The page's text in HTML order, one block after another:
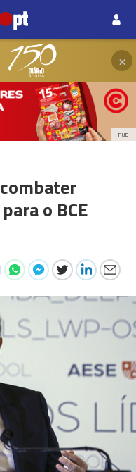
×
PUB
o BCE